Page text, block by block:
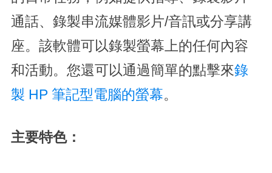
通話、錄製串流媒體影片/音訊或分享講
座。該軟體可以錄製螢幕上的任何內容
和活動。您還可以通過簡單的點擊來錄
製 HP 筆記型電腦的螢幕。
主要特色：